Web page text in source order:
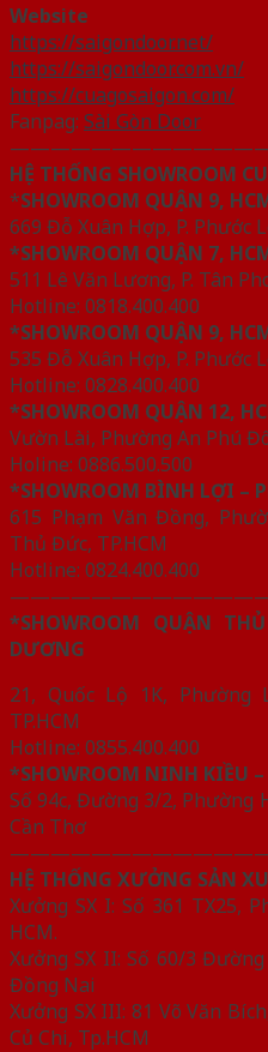
Website
https://saigondoor.net/
https://saigondoor.com.vn/
https://cuagosaigon.com/
Fanpag: Sài Gòn Door
HỆ THỐNG SHOWROOM
*SHOWROOM QUẬN 9,
669 Đỗ Xuân Hợp, P. Phước
*SHOWROOM QUẬN 7,
511 Lê Văn Lương, P. Tân
Hotline: 0818.400.400
*SHOWROOM QUẬN 9,
535 Đỗ Xuân Hợp, P. Phước
Hotline: 0828.400.400
*SHOWROOM QUẬN 12,
Vườn Lài, Phường An Phú
Holine: 0886.500.500
*SHOWROOM BÌNH LỢI –
615 Phạm Văn Đồng,
Thủ Đức, TP.HCM
Hotline: 0824.400.400
*SHOWROOM QUẬN
DƯƠNG
21, Quốc Lộ 1K, Phường
TP.HCM
Hotline: 0855.400.400
*SHOWROOM NINH KIỀU
Số 94c, Đường 3/2, Phường
Cần Thơ
HỆ THỐNG XƯỞNG SẢN
Xưởng SX I: Số 361 TX25,
HCM.
Xưởng SX II: Số 60/3
Đồng Nai
Xưởng SX III: 81 Võ Văn
Củ Chi, Tp.HCM